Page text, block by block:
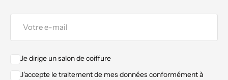
mail
Je dirige un salon de coiffure
J'accepte le traitement de mes données conformément à